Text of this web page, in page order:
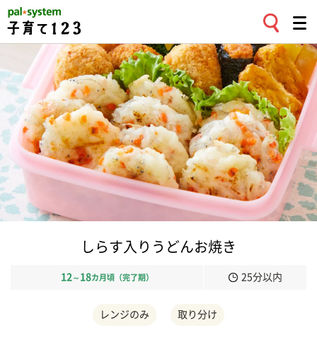
しらす入りうどんお焼き
12 ～ 18カ月頃（完了期） 25分以内
レンジのみ 取り分け